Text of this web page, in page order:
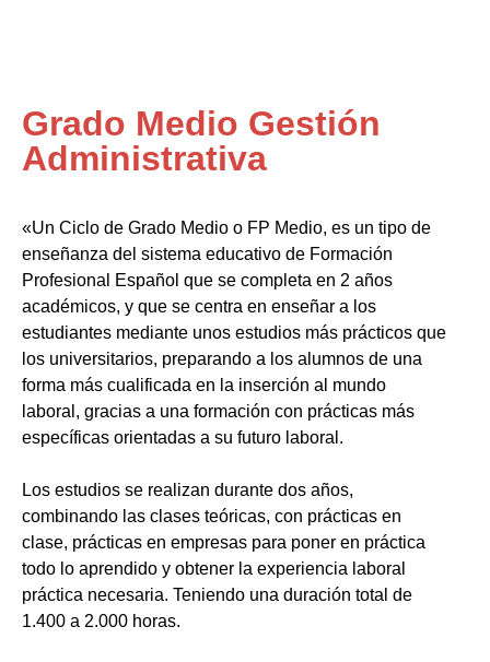
Grado Medio Gestión
Administrativa
«Un Ciclo de Grado Medio o FP Medio, es un tipo de
enseñanza del sistema educativo de Formación
Profesional Español que se completa en 2 años
académicos, y que se centra en enseñar a los
estudiantes mediante unos estudios más prácticos que
los universitarios, preparando a los alumnos de una
forma más cualificada en la inserción al mundo
laboral, gracias a una formación con prácticas más
específicas orientadas a su futuro laboral.
Los estudios se realizan durante dos años,
combinando las clases teóricas, con prácticas en
clase, prácticas en empresas para poner en práctica
todo lo aprendido y obtener la experiencia laboral
práctica necesaria. Teniendo una duración total de
1.400 a 2.000 horas.